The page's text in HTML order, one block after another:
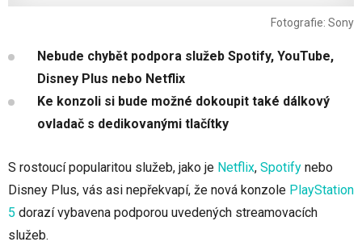
Fotografie: Sony
Nebude chybět podpora služeb Spotify, YouTube,
Disney Plus nebo Netflix
Ke konzoli si bude možné dokoupit také dálkový
ovladač s dedikovanými tlačítky
S rostoucí popularitou služeb, jako je Netflix, Spotify nebo
Disney Plus, vás asi nepřekvapí, že nová konzole PlayStation
5 dorazí vybavena podporou uvedených streamovacích
služeb.